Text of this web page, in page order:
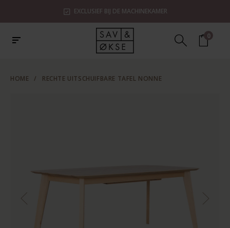
EXCLUSIEF BIJ DE MACHINEKAMER
0
HOME / RECHTE UITSCHUIFBARE TAFEL NONNE